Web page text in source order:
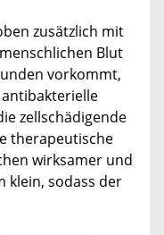
zusätzlich mit
Blut
vorkommt,
zellschädigende
therapeutische
wirksamer und
klein, sodass der